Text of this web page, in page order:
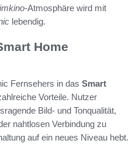
-Atmosphäre wird mit
lebendig.
Home
Fernsehers in das Smart
Vorteile. Nutzer
Bild- und Tonqualität,
nahtlosen Verbindung zu
auf ein neues Niveau hebt.